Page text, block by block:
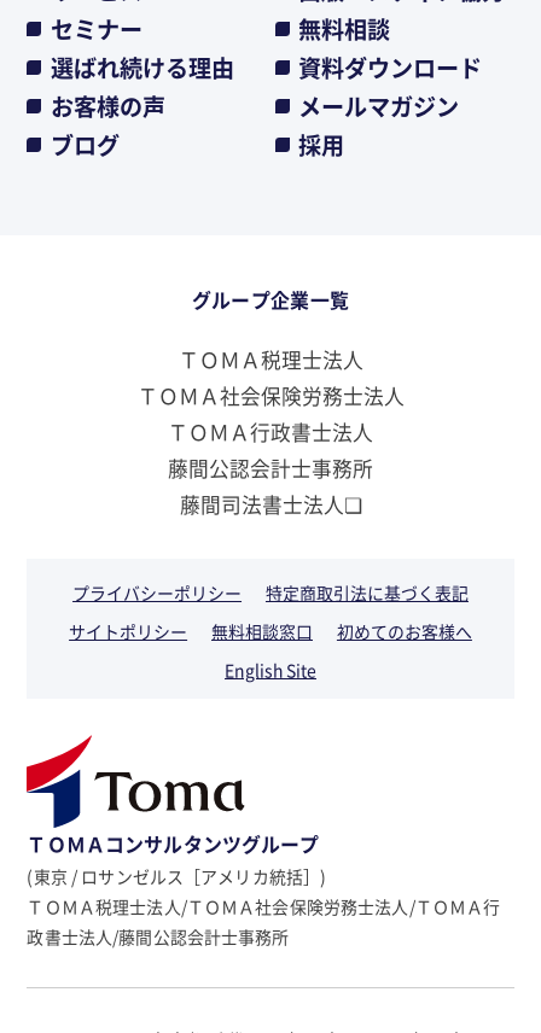
セミナー
無料相談
選ばれ続ける理由
資料ダウンロード
お客様の声
メールマガジン
ブログ
採用
グループ企業一覧
ＴＯＭＡ税理士法人
ＴＯＭＡ社会保険労務士法人
ＴＯＭＡ行政書士法人
藤間公認会計士事務所
藤間司法書士法人❏
プライバシーポリシー
特定商取引法に基づく表記
サイトポリシー
無料相談窓口
初めてのお客様へ
English Site
ＴＯＭＡコンサルタンツグループ
(東京 / ロサンゼルス［アメリカ統括］)
ＴＯＭＡ税理士法人/ＴＯＭＡ社会保険労務士法人/ＴＯＭＡ行
政書士法人/藤間公認会計士事務所